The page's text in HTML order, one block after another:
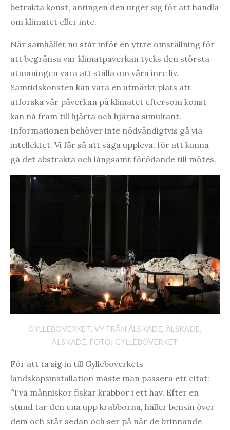
betrakta konst, antingen den utger sig för att handla
om klimatet eller inte.
När samhället nu står inför en yttre omställning för
att begränsa vår klimatpåverkan tycks den största
utmaningen vara att ställa om våra inre liv.
Samtidskonsten kan vara en utmärkt plats att
utforska vår påverkan på klimatet eftersom konst
kan nå fram till hjärta och hjärna simultant.
Informationen behöver inte nödvändigtvis gå via
intellektet. Vi får så att säga uppleva, för att kunna
gå det abstrakta och långsamt förödande till mötes.
GYLLEBOVERKET, VY FRÅN ÄLSKADE, ÄLSKADE,
ÄLSKADE. FOTO: GYLLEBOVERKET
För att ta sig in till Gylleboverkets
landskapsinstallation måste man passera ett citat:
”Två människor fiskar krabbor i ett hav. Efter en
stund tar den ena upp krabborna, häller bensin över
dem och står sedan och ser på när de brinnande